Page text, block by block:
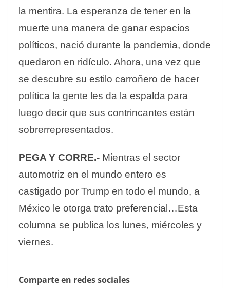
la mentira. La esperanza de tener en la
muerte una manera de ganar espacios
políticos, nació durante la pandemia, donde
quedaron en ridículo. Ahora, una vez que
se descubre su estilo carroñero de hacer
política la gente les da la espalda para
luego decir que sus contrincantes están
sobrerrepresentados.
PEGA Y CORRE.- Mientras el sector
automotriz en el mundo entero es
castigado por Trump en todo el mundo, a
México le otorga trato preferencial…Esta
columna se publica los lunes, miércoles y
viernes.
Comparte en redes sociales